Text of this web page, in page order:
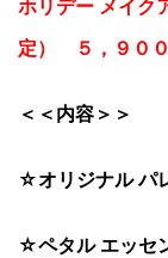
ホリデー メイク
定） ５，９００
＜＜内容＞＞
☆オリジナル パ
☆ペタル エッセ